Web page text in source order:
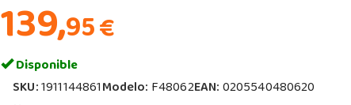
139,95€
Disponible
SKU:1911144861Modelo:F48062EAN:0205540480620